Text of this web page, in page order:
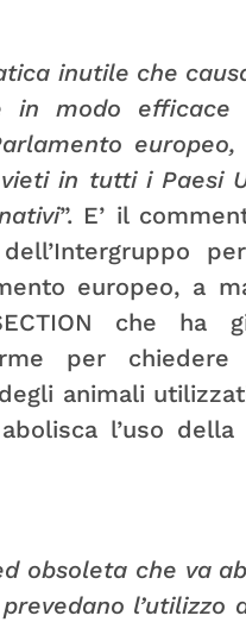
inutile che
modo efficace
in tutti i Paesi
”. E’ il
europeo, a
che ha
per chiedere
animali
l’uso della
obsoleta che va
l’utilizzo